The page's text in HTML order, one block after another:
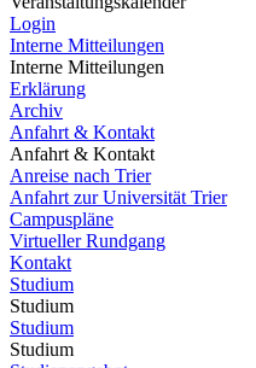
Login
Interne Mitteilungen
Interne Mitteilungen
Erklärung
Archiv
Anfahrt & Kontakt
Anfahrt & Kontakt
Anreise nach Trier
Anfahrt zur Universität Trier
Campuspläne
Virtueller Rundgang
Kontakt
Studium
Studium
Studium
Studium